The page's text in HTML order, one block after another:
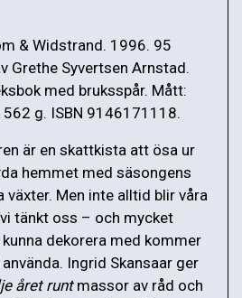
& Widstrand. 1996. 95
Grethe Syvertsen Arnstad.
med bruksspår. Mått:
g. ISBN 9146171118.
är en skattkista att ösa ur
hemmet med säsongens
växter. Men inte alltid blir våra
tänkt oss – och mycket
dekorera med kommer
Ingrid Skansaar ger
året runtmassor av råd och